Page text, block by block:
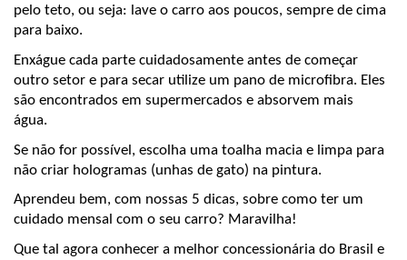
pelo teto, ou seja: lave o carro aos poucos, sempre de cima
para baixo.
Enxágue cada parte cuidadosamente antes de começar
outro setor e para secar utilize um pano de microfibra. Eles
são encontrados em supermercados e absorvem mais
água.
Se não for possível, escolha uma toalha macia e limpa para
não criar hologramas (unhas de gato) na pintura.
Aprendeu bem, com nossas 5 dicas, sobre como ter um
cuidado mensal com o seu carro? Maravilha!
Que tal agora conhecer a melhor concessionária do Brasil e